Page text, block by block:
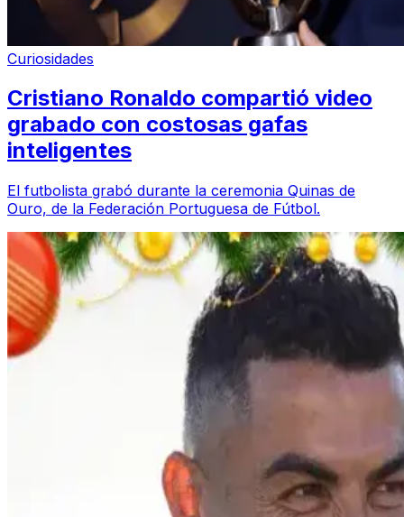
Curiosidades
Cristiano Ronaldo compartió video
grabado con costosas gafas
inteligentes
El futbolista grabó durante la ceremonia Quinas de
Ouro, de la Federación Portuguesa de Fútbol.